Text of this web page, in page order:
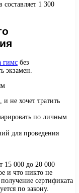
1 300
гимс без
экзамен.
не хочет тратить
по личным
для проведения
15 000 до 20 000
и что никто не
сертификата
по закону.